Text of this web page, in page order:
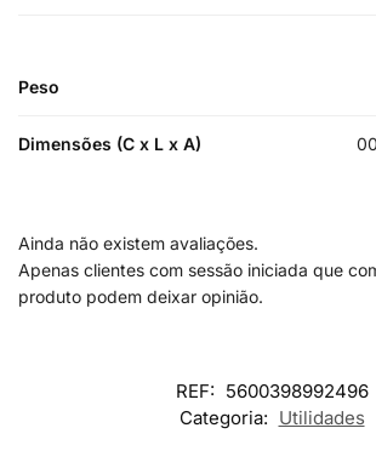
Peso
Dimensões (C x L x A)
Ainda não existem avaliações.
Apenas clientes com sessão iniciada que
produto podem deixar opinião.
REF: 5600398992496
Categoria: Utilidades